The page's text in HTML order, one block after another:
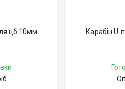
цб 10мм Карабін